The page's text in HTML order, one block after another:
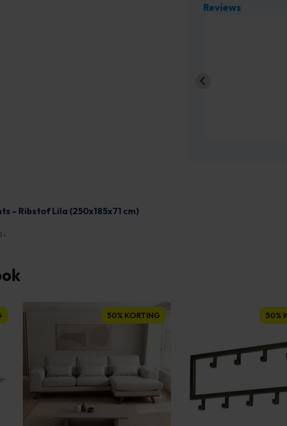
Reviews
– Ribstof Lila (250x185x71 cm)
›
50% KORTING 50%